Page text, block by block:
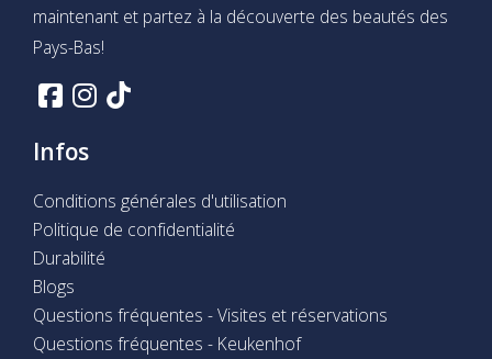
maintenant et partez à la découverte des beautés des
Pays-Bas!
Infos
Conditions générales d'utilisation
Politique de confidentialité
Durabilité
Blogs
Questions fréquentes - Visites et réservations
Questions fréquentes - Keukenhof